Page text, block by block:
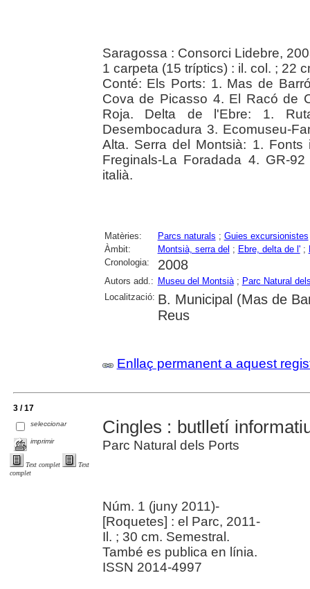
Saragossa : Consorci Lidebre,
1 carpeta (15 tríptics) : il. col. ; 22
Conté: Els Ports: 1. Mas de
Cova de Picasso 4. El Racó de
Roja. Delta de l'Ebre: 1.
Desembocadura 3. Ecomuseu-
Alta. Serra del Montsià: 1.
Freginals-La Foradada 4. GR-
italià.
Matèries: Parcs naturals ; Guies excursionistes
Àmbit:
Montsià, serra del ; Ebre, delta de l';
Cronologia:
2008
Autors add.: Museu del Montsià; Parc Natural
Localització: B. Municipal (Mas de
Reus
Enllaç permanent a aquest
3 / 17
seleccionar
imprimir
Text complet
Text
complet
Cingles : butlletí
Parc Natural dels Ports
Núm. 1 (juny 2011)-
[Roquetes] : el Parc, 2011-
Il. ; 30 cm. Semestral.
També es publica en línia.
ISSN 2014-4997